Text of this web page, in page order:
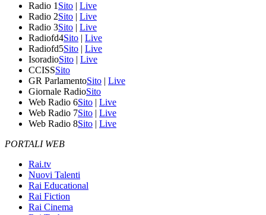
Radio 1 Sito | Live
Radio 2Sito | Live
Radio 3Sito | Live
Radiofd4Sito | Live
Radiofd5Sito | Live
IsoradioSito | Live
CCISSSito
GR ParlamentoSito | Live
Giornale RadioSito
Web Radio 6Sito | Live
Web Radio 7Sito | Live
Web Radio 8Sito | Live
PORTALI WEB
Rai.tv
Nuovi Talenti
Rai Educational
Rai Fiction
Rai Cinema